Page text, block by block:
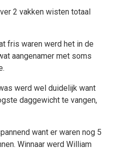
2 vakken wisten totaal
fris waren werd het in de
aangenamer met soms
werd wel duidelijk want
daggewicht te vangen,
want er waren nog 5
Winnaar werd William